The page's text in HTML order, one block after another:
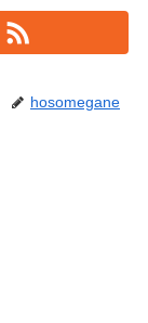
hosomegane